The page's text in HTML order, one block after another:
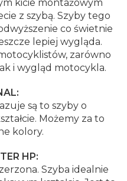
kicie montażowym
z szybą. Szyby tego
co świetnie
lepiej wygląda.
zarówno
i wygląd motocykla.
są to szyby o
Możemy za to
kolory.
HP:
Szyba idealnie